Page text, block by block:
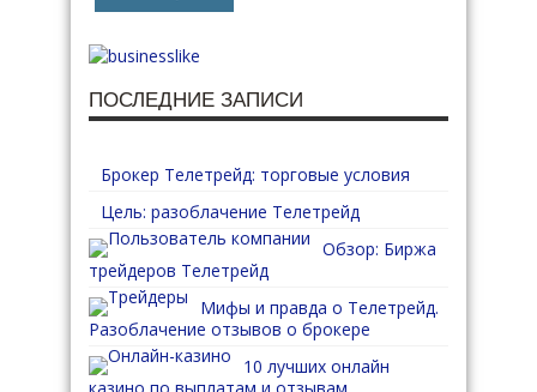
ПОСЛЕДНИЕ ЗАПИСИ
Брокер Телетрейд: торговые условия
Цель: разоблачение Телетрейд
Обзор: Биржа
трейдеров Телетрейд
Мифы и правда о Телетрейд.
Разоблачение отзывов о брокере
10 лучших онлайн